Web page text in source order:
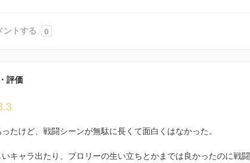
ントする 0
評価
たけど、戦闘シーンが無駄に長くて面白くはなかった。
キャラ出たり、ブロリーの生い立ちとかまでは良かったのに戦闘